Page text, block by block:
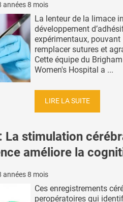
années 8 mois
La lenteur de la limace
développement
expérimentaux, pouvant
remplacer sutures et
Cette équipe du
Women's Hospital a ...
LIRE LA SUITE
La stimulation
améliore la
années 8 mois
Ces enregistrements
peropératoires qui